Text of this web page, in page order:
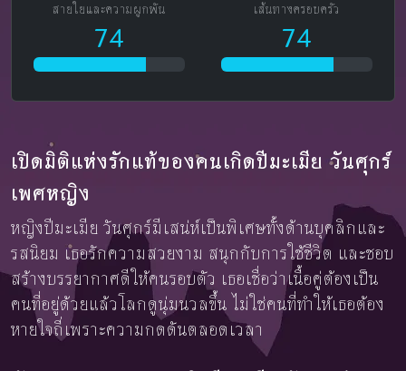
สายใยและความผูกพัน
74
เส้นทางครอบครัว
74
เปิดมิติแห่งรักแท้ของคนเกิดปีมะเมีย วันศุกร์
เพศหญิง
หญิงปีมะเมีย วันศุกร์มีเสน่ห์เป็นพิเศษทั้งด้านบุคลิกและ
รสนิยม เธอรักความสวยงาม สนุกกับการใช้ชีวิต และชอบ
สร้างบรรยากาศดีให้คนรอบตัว เธอเชื่อว่าเนื้อคู่ต้องเป็น
คนที่อยู่ด้วยแล้วโลกดูนุ่มนวลขึ้น ไม่ใช่คนที่ทำให้เธอต้อง
หายใจถี่เพราะความกดดันตลอดเวลา